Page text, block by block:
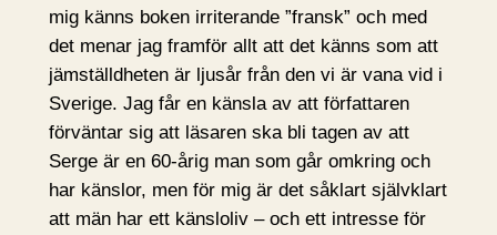
mig känns boken irriterande ”fransk” och med
det menar jag framför allt att det känns som att
jämställdheten är ljusår från den vi är vana vid i
Sverige. Jag får en känsla av att författaren
förväntar sig att läsaren ska bli tagen av att
Serge är en 60-årig man som går omkring och
har känslor, men för mig är det såklart självklart
att män har ett känsloliv – och ett intresse för